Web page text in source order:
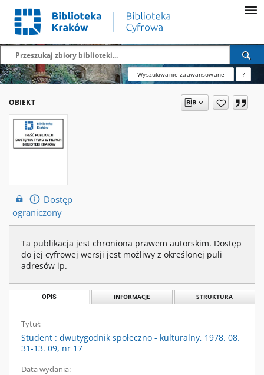
Wyszukiwanie zaawansowane ?
OBIEKT
Dostęp
ograniczony
Ta publikacja jest chroniona prawem autorskim. Dostęp
do jej cyfrowej wersji jest możliwy z określonej puli
adresów ip.
OPIS INFORMACJE STRUKTURA
Tytuł:
Student : dwutygodnik społeczno - kulturalny, 1978. 08.
31-13. 09, nr 17
Data wydania: